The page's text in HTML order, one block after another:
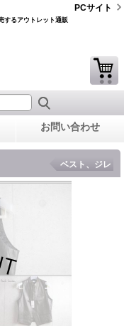
するアウトレット通販
PCサイト
お問い合わせ
ベスト、ジレ